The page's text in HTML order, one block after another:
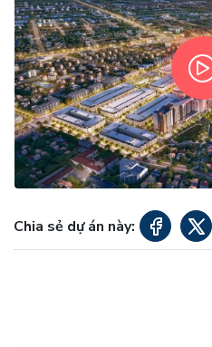
Chia sẻ dự án này: